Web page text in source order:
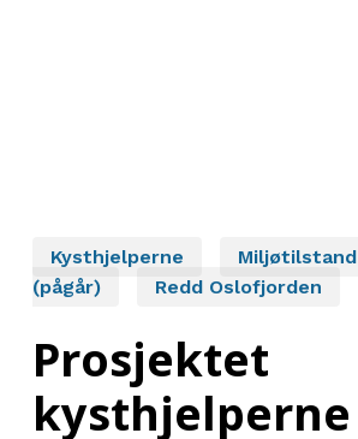
Kysthjelperne Miljøtilstand
(pågår)
Redd Oslofjorden
Prosjektet
kysthjelperne